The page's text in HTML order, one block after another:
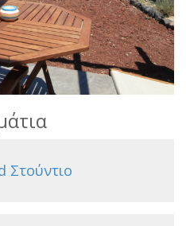
Στούντιο